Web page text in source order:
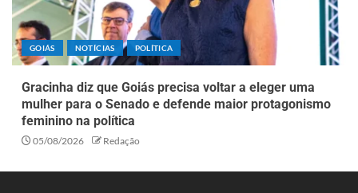
GOIÁS NOTÍCIAS POLÍTICA
Gracinha diz que Goiás precisa voltar a eleger uma
mulher para o Senado e defende maior protagonismo
feminino na política
05/08/2026 Redação